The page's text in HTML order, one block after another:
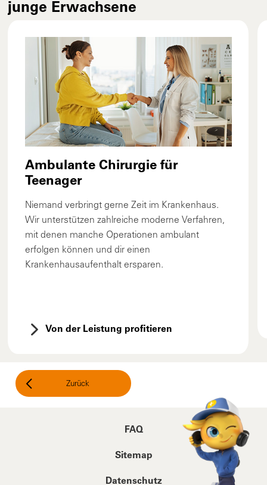
junge Erwachsene
Ambulante Chirurgie für
Teenager
Niemand verbringt gerne Zeit im Krankenhaus.
Wir unterstützen zahlreiche moderne Verfahren,
mit denen manche Operationen ambulant
erfolgen können und dir einen
Krankenhausaufenthalt ersparen.
Von der Leistung profitieren
Zurück
FAQ
Sitemap
Datenschutz